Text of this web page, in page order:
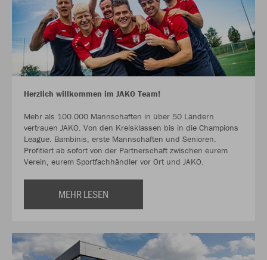
Herzlich willkommen im JAKO Team!
Mehr als 100.000 Mannschaften in über 50 Ländern
vertrauen JAKO. Von den Kreisklassen bis in die Champions
League. Bambinis, erste Mannschaften und Senioren.
Profitiert ab sofort von der Partnerschaft zwischen eurem
Verein, eurem Sportfachhändler vor Ort und JAKO.
MEHR LESEN